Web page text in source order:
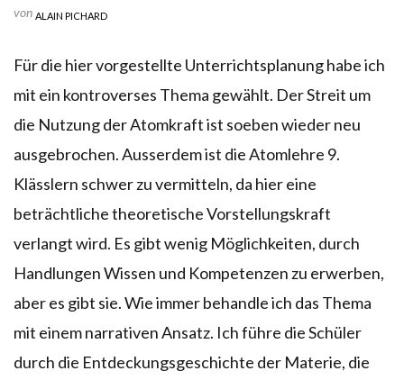
von ALAIN PICHARD
Für die hier vorgestellte Unterrichtsplanung habe ich
mit ein kontroverses Thema gewählt. Der Streit um
die Nutzung der Atomkraft ist soeben wieder neu
ausgebrochen. Ausserdem ist die Atomlehre 9.
Klässlern schwer zu vermitteln, da hier eine
beträchtliche theoretische Vorstellungskraft
verlangt wird. Es gibt wenig Möglichkeiten, durch
Handlungen Wissen und Kompetenzen zu erwerben,
aber es gibt sie. Wie immer behandle ich das Thema
mit einem narrativen Ansatz. Ich führe die Schüler
durch die Entdeckungsgeschichte der Materie, die